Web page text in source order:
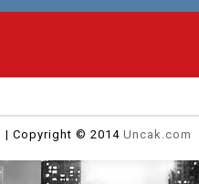
| Copyright © 2014 Uncak.com